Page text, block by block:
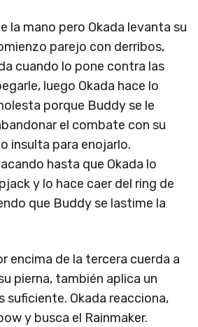
la mano pero Okada levanta su
parejo con derribos,
cuando lo pone contra las
luego Okada hace lo
porque Buddy se le
el combate con su
insulta para enojarlo.
hasta que Okada lo
y lo hace caer del ring de
que Buddy se lastime la
encima de la tercera cuerda a
pierna, también aplica un
suficiente. Okada reacciona,
y busca el Rainmaker.